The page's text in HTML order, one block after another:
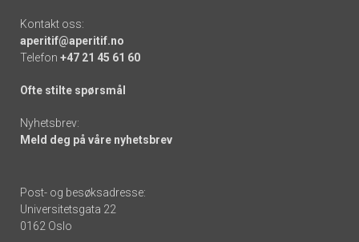
Kontakt oss:
aperitif@aperitif.no
Telefon +47 21 45 61 60
Ofte stilte spørsmål
Nyhetsbrev:
Meld deg på våre nyhetsbrev
Post- og besøksadresse:
Universitetsgata 22
0162 Oslo